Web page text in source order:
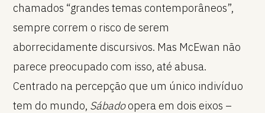
chamados “grandes temas contemporâneos”,
sempre correm o risco de serem
aborrecidamente discursivos. Mas McEwan não
parece preocupado com isso, até abusa.
Centrado na percepção que um único indivíduo
tem do mundo, Sábadoopera em dois eixos –